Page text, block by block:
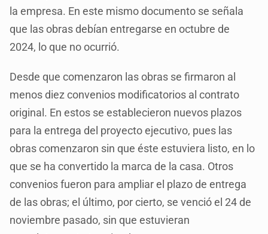
la empresa. En este mismo documento se señala
que las obras debían entregarse en octubre de
2024, lo que no ocurrió.
Desde que comenzaron las obras se firmaron al
menos diez convenios modificatorios al contrato
original. En estos se establecieron nuevos plazos
para la entrega del proyecto ejecutivo, pues las
obras comenzaron sin que éste estuviera listo, en lo
que se ha convertido la marca de la casa. Otros
convenios fueron para ampliar el plazo de entrega
de las obras; el último, por cierto, se venció el 24 de
noviembre pasado, sin que estuvieran